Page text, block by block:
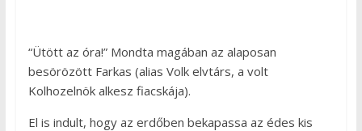
“Ütött az óra!” Mondta magában az alaposan
besörözött Farkas (alias Volk elvtárs, a volt
Kolhozelnök alkesz fiacskája).
El is indult, hogy az erdőben bekapassa az édes kis